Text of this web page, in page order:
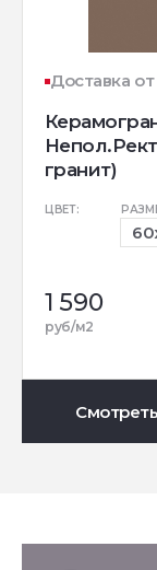
Доставка
гранит)
ЦВЕТ:
1 590
руб/м2